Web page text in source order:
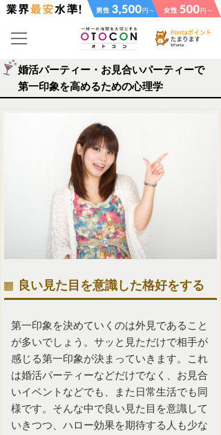
婚活パーティー・お見合いパーティーで
第一印象を高めるための心理学
良い見た目を意識した格好をする
第一印象を決めていくのは外見であること
が多いでしょう。サッと見ただけで相手が
感じる第一印象が決まっていきます。これ
は婚活パーティーなどだけでなく、お見合
いイベントなどでも、また日常生活でも同
様です。そんな中で良い見た目を意識して
いきつつ、ハロー効果を期待する人も少な